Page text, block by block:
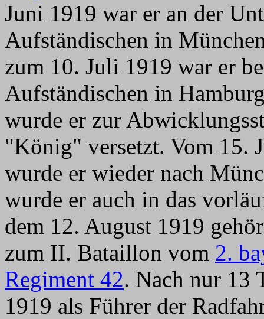
Juni 1919 war er an der
Aufständischen in
zum 10. Juli 1919 war er
Aufständischen in
wurde er zur
"König" versetzt. Vom 15.
wurde er wieder nach
wurde er auch in das
dem 12. August 1919
zum II. Bataillon vom 2.
Regiment 42. Nach nur 13
1919 als Führer der